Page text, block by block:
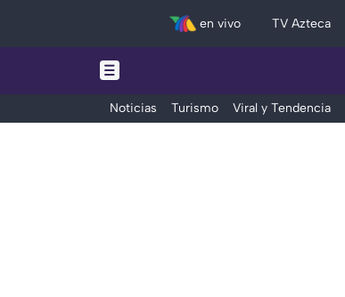
en vivo TV Azteca
Noticias Turismo Viral y Tendencia